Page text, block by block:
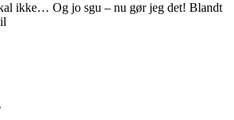
ikke… Og jo sgu – nu gør jeg det! Blandt